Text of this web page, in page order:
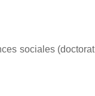
sociales (doctorat